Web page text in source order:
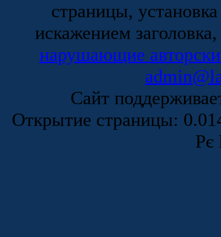
страницы,
искажением
нарушающие
Сайт
Открытие страницы:
Рє